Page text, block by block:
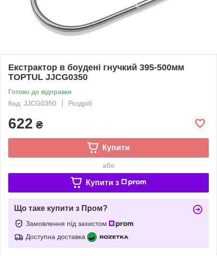
Екстрактор в боудені гнучкий 395-500мм
TOPTUL JJCG0350
Готово до відправки
Код: JJCG0350
Роздріб
622 ₴
Купити
або
Купити з
Що таке купити з Пром?
Замовлення під захистом
Доступна доставка